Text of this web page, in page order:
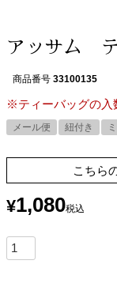
アッサム テ
商品番号 33100135
※ティーバッグの入
メール便 紐付き
こちら
¥1,080税込